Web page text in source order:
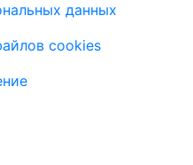
данных
cookies